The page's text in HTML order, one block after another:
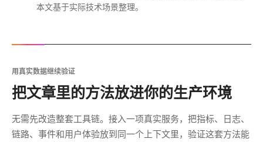
本文基于实际技术场景整理。
用真实数据继续验证
把文章里的方法放进你的生产环境
无需先改造整套工具链。接入一项真实服务，把指标、日志、
链路、事件和用户体验放到同一个上下文里，验证这套方法能